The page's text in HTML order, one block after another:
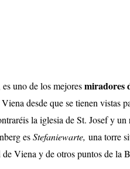
uno de los mejoresmiradores
desde que se tienen vistas
la iglesia de St. Josef y un
esStefaniewarte, una torre
Viena y de otros puntos de la